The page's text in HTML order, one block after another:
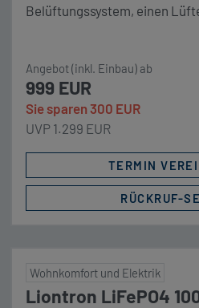
Belüftungssystem, einen
Deluxe mit Lüfter und
Öffnung (Haube wahlweise in
Smoke) Komplettmontage
anstelle einer vorhandenen
OPTIONAL: zusätzlicher
Angebot (inkl. Einbau) ab
999 EUR
Sie sparen 300 EUR
UVP 1.299 EUR
TERMIN
RÜCKRUF-
Wohnkomfort und Elektrik
Liontron LiFePO4